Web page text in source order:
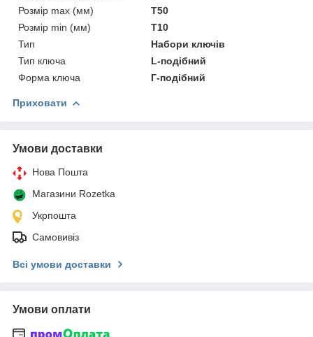
Розмір max (мм)
T50
Розмір min (мм)
T10
Тип
Набори ключів
Тип ключа
L-подібний
Форма ключа
Г-подібний
Приховати
Умови доставки
Нова Пошта
Магазини Rozetka
Укрпошта
Самовивіз
Всі умови доставки
Умови оплати